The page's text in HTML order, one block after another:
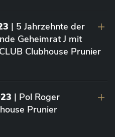
| 5 Jahrzehnte der
Geheimrat J mit
Clubhouse Prunier
| Pol Roger
Prunier